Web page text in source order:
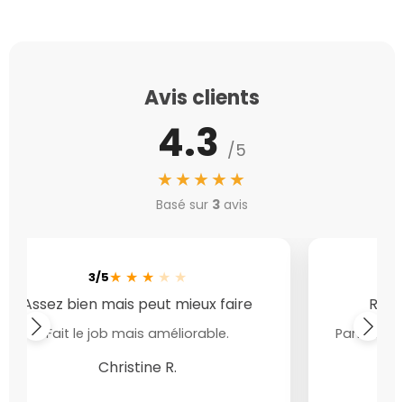
Avis clients
4.3 /5
★★★★★
Basé sur 3 avis
3/5★ ★ ★ ★ ★
Assez bien mais peut mieux faire
Fait le job mais améliorable.
Christine R.
Parfait